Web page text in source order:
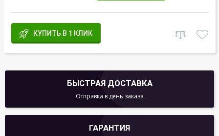
КУПИТЬ В 1 КЛИК
БЫСТРАЯ ДОСТАВКА
Отправка в день заказа
ГАРАНТИЯ